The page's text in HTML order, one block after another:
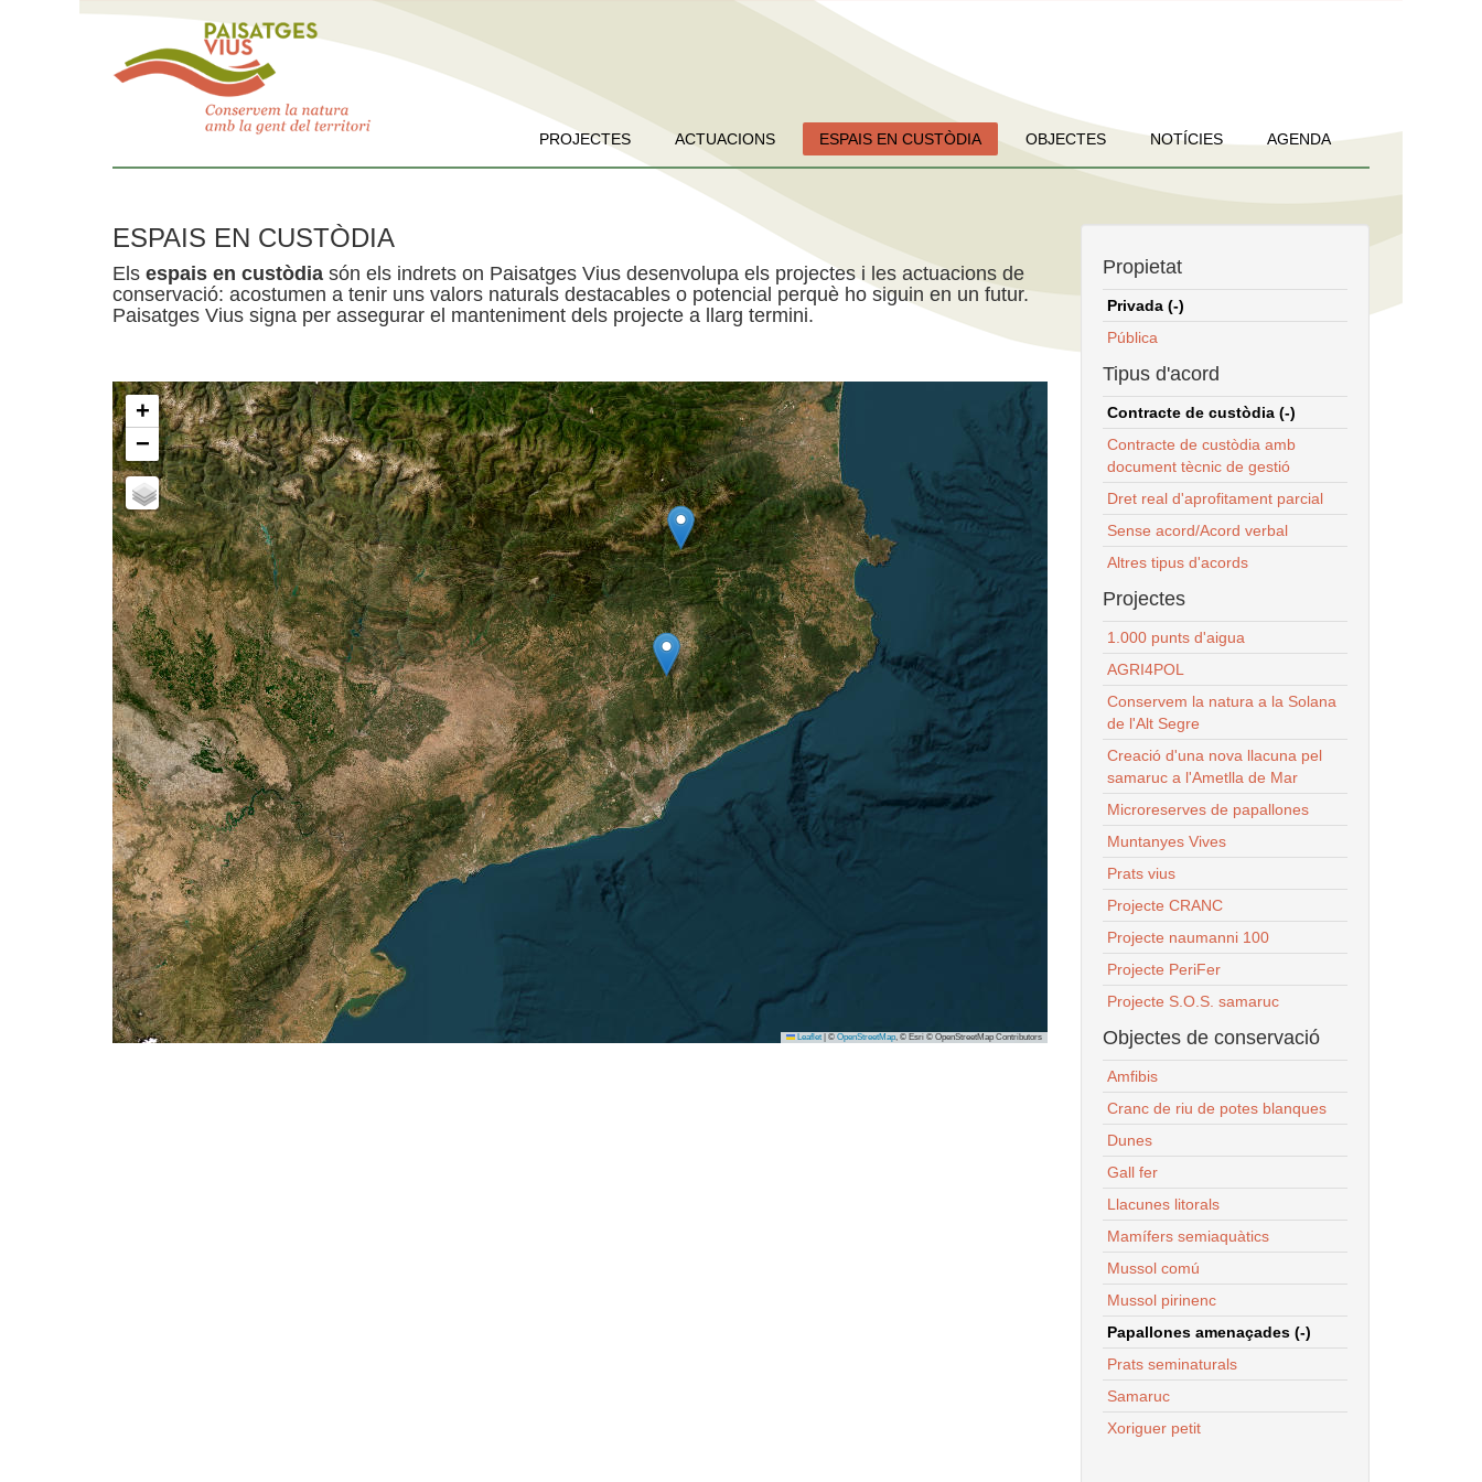
PROJECTES ACTUACIONS ESPAIS EN CUSTÒDIA OBJECTES NOTÍCIES AGENDA
ESPAIS EN CUSTÒDIA
Els espais en custòdia són els indrets on Paisatges Vius desenvolupa els projectes i les actuacions de
conservació: acostumen a tenir uns valors naturals destacables o potencial perquè ho siguin en un futur.
Paisatges Vius signa per assegurar el manteniment dels projecte a llarg termini.
+
−
Leaflet © OpenStreetMap, © Esri © OpenStreetMap Contributors
Propietat
Privada (-)
Pública
Tipus d'acord
Contracte de custòdia (-)
Contracte de custòdia amb
document tècnic de gestió
Dret real d'aprofitament parcial
Sense acord/Acord verbal
Altres tipus d'acords
Projectes
1.000 punts d'aigua
AGRI4POL
Conservem la natura a la Solana
de l'Alt Segre
Creació d'una nova llacuna pel
samaruc a l'Ametlla de Mar
Microreserves de papallones
Muntanyes Vives
Prats vius
Projecte CRANC
Projecte naumanni 100
Projecte PeriFer
Projecte S.O.S. samaruc
Objectes de conservació
Amfibis
Cranc de riu de potes blanques
Dunes
Gall fer
Llacunes litorals
Mamífers semiaquàtics
Mussol comú
Mussol pirinenc
Papallones amenaçades (-)
Prats seminaturals
Samaruc
Xoriguer petit